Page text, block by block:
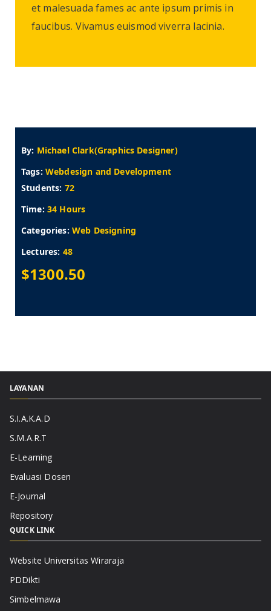
et malesuada fames ac ante ipsum primis in
faucibus. Vivamus euismod viverra lacinia.
By: Michael Clark(Graphics Designer)
Tags: Webdesign and Development
Students: 72
Time: 34 Hours
Categories: Web Designing
Lectures: 48
$1300.50
LAYANAN
S.I.A.K.A.D
S.M.A.R.T
E-Learning
Evaluasi Dosen
E-Journal
Repository
QUICK LINK
Website Universitas Wiraraja
PDDikti
Simbelmawa